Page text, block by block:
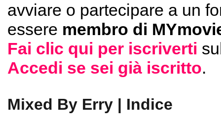
avviare o partecipare a un
essere membro di
Fai clic qui per iscriverti
Accedi se sei già iscritto.
Mixed By Erry | Indice